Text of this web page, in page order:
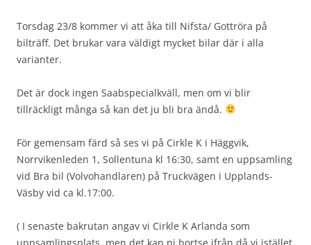
Torsdag 23/8 kommer vi att åka till Nifsta/ Gottröra på
bilträff. Det brukar vara väldigt mycket bilar där i alla
varianter.
Det är dock ingen Saabspecialkväll, men om vi blir
tillräckligt många så kan det ju bli bra ändå.
För gemensam färd så ses vi på Cirkle K i Häggvik,
Norrvikenleden 1, Sollentuna kl 16:30, samt en uppsamling
vid Bra bil (Volvohandlaren) på Truckvägen i Upplands-
Väsby vid ca kl.17:00.
( I senaste bakrutan angav vi Cirkle K Arlanda som